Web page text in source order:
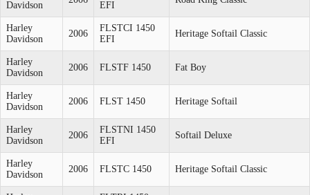
Davidson
EFI
Harley
Davidson
2006
FLSTCI 1450
EFI
Heritage Softail Classic
Harley
Davidson
2006 FLSTF 1450 Fat Boy
Harley
Davidson
2006 FLST 1450 Heritage Softail
Harley
Davidson
2006
FLSTNI 1450
EFI
Softail Deluxe
Harley
Davidson
2006 FLSTC 1450 Heritage Softail Classic